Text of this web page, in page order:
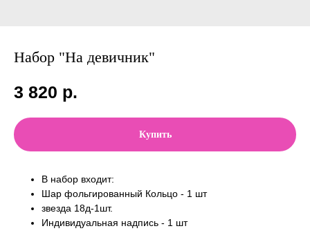
Набор "На девичник"
3 820 р.
Купить
В набор входит:
Шар фольгированный Кольцо - 1 шт
звезда 18д-1шт.
Индивидуальная надпись - 1 шт